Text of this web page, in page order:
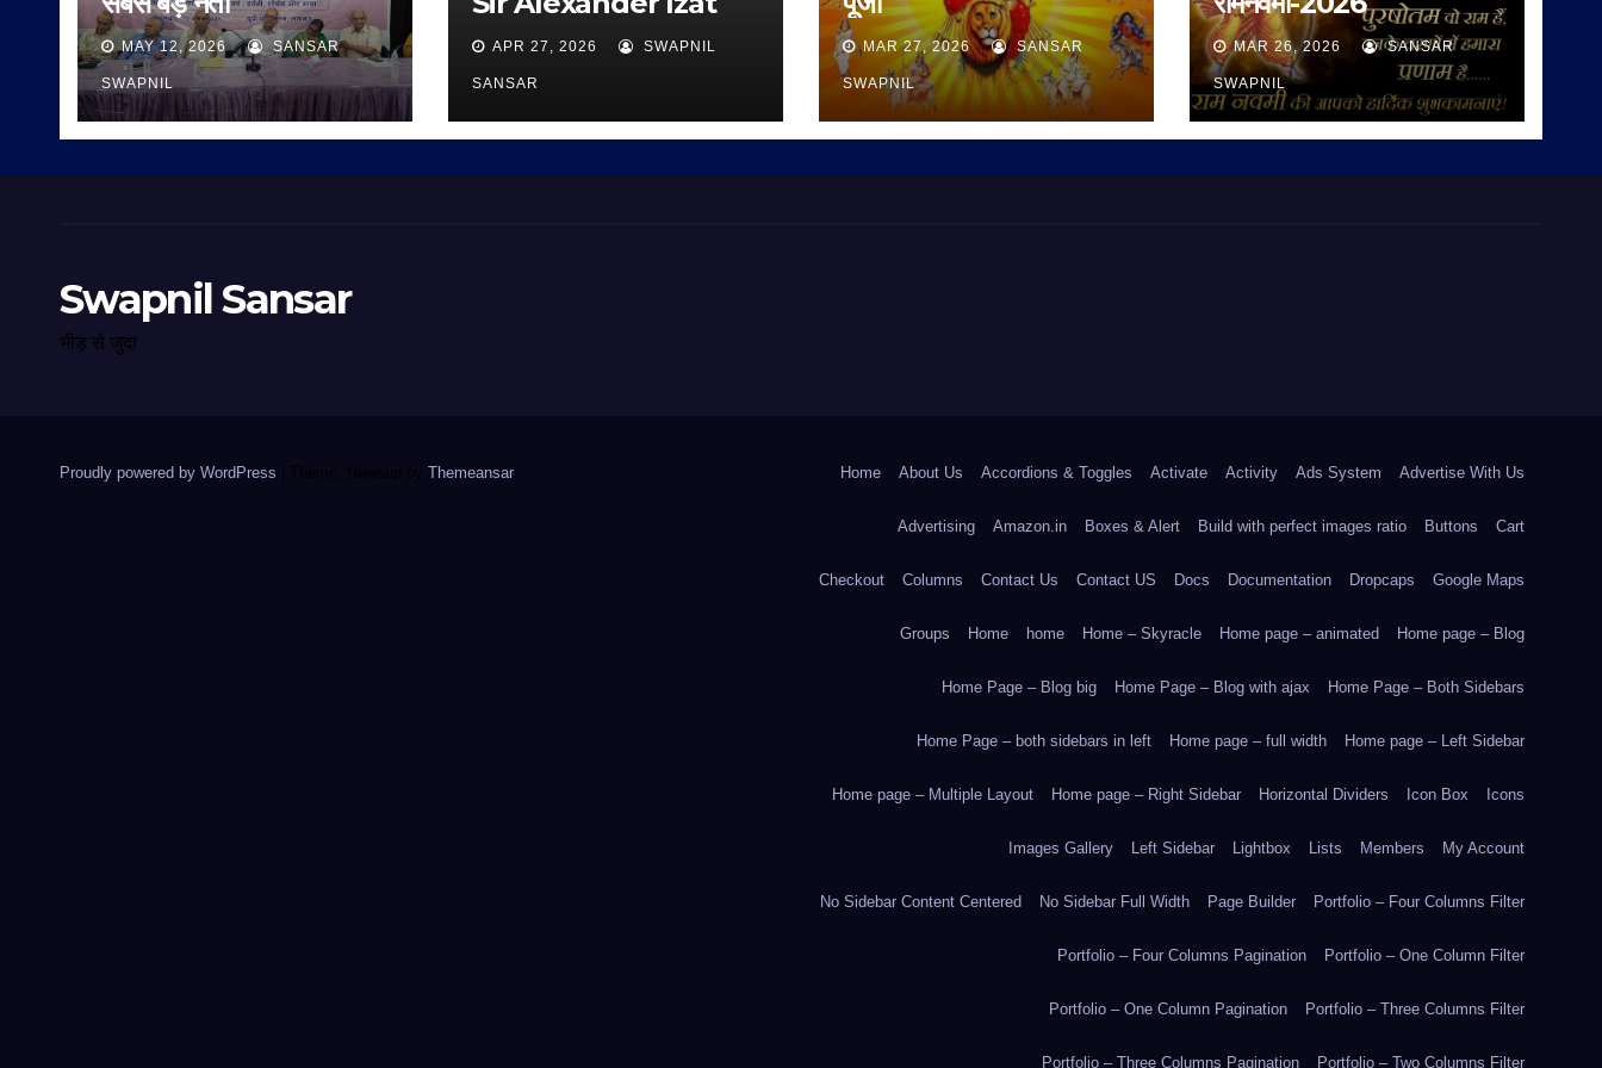
MAY 12, 2026 SANSAR
SWAPNIL
APR 27, 2026 SWAPNIL
SANSAR
MAR 27, 2026 SANSAR
SWAPNIL
MAR 26, 2026 SANSAR
SWAPNIL
Swapnil Sansar
भीड़ से जुदा
Proudly powered by WordPress Theme: Newsup by Themeansar. Home About Us Accordions & Toggles Activate Activity Ads System Advertise With Us
Advertising Amazon.in Boxes & Alert Build with perfect images ratio Buttons Cart
Checkout Columns Contact Us Contact US Docs Documentation Dropcaps Google Maps
Groups Home home Home – Skyracle Home page – animated Home page – Blog
Home Page – Blog big Home Page – Blog with ajax Home Page – Both Sidebars
Home Page – both sidebars in left Home page – full width Home page – Left Sidebar
Home page – Multiple Layout Home page – Right Sidebar Horizontal Dividers Icon Box Icons
Images Gallery Left Sidebar Lightbox Lists Members My Account
No Sidebar Content Centered No Sidebar Full Width Page Builder Portfolio – Four Columns Filter
Portfolio – Four Columns Pagination Portfolio – One Column Filter
Portfolio – One Column Pagination Portfolio – Three Columns Filter
Portfolio – Three Columns Pagination Portfolio – Two Columns Filter